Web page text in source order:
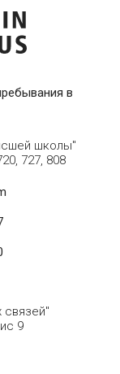
в
школы"
727, 808
9